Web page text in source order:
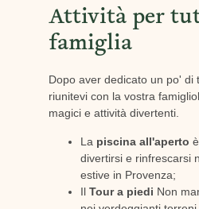
Attività per
famiglia
Dopo aver dedicato un po' di
riunitevi con la vostra
magici e attività divertenti.
La piscina all'aperto
divertirsi e rinfrescarsi
estive in Provenza;
Il Tour a piedi Non